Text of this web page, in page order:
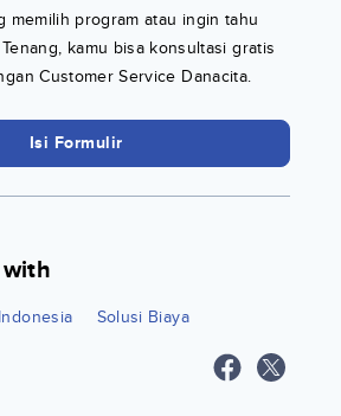
memilih program atau ingin tahu
kamu bisa konsultasi gratis
Customer Service Danacita.
Isi Formulir
Solusi Biaya